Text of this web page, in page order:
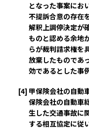
となった事案にお
不提訴合意の存在
解釈上調停決定が
ものと認める余地
らが裁判請求権を
放棄したものであ
効であるとした事
[4] 甲保険会社の自動
保険会社の自動車
生した交通事故に
する相互協定に従